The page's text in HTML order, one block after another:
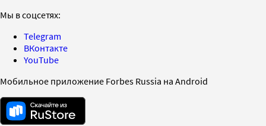
Мы в соцсетях:
Telegram
ВКонтакте
YouTube
Мобильное приложение Forbes Russia на Android